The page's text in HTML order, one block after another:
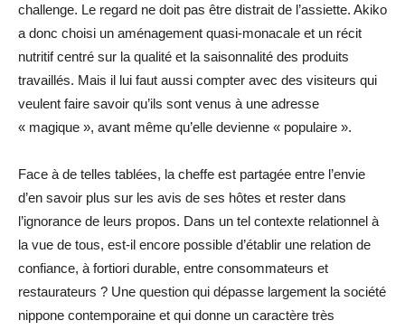
challenge. Le regard ne doit pas être distrait de l’assiette. Akiko
a donc choisi un aménagement quasi-monacale et un récit
nutritif centré sur la qualité et la saisonnalité des produits
travaillés. Mais il lui faut aussi compter avec des visiteurs qui
veulent faire savoir qu’ils sont venus à une adresse
« magique », avant même qu’elle devienne « populaire ».
Face à de telles tablées, la cheffe est partagée entre l’envie
d’en savoir plus sur les avis de ses hôtes et rester dans
l’ignorance de leurs propos. Dans un tel contexte relationnel à
la vue de tous, est-il encore possible d’établir une relation de
confiance, à fortiori durable, entre consommateurs et
restaurateurs ? Une question qui dépasse largement la société
nippone contemporaine et qui donne un caractère très